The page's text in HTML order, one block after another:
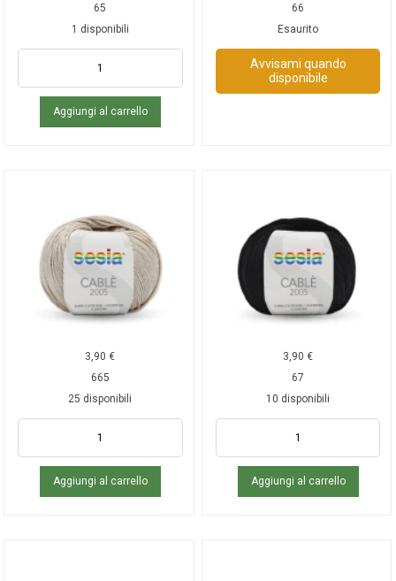
65
1 disponibili
Aggiungi al carrello
66
Esaurito
Avvisami quando
disponibile
3,90€
665
25 disponibili
Aggiungi al carrello
3,90€
67
10 disponibili
Aggiungi al carrello